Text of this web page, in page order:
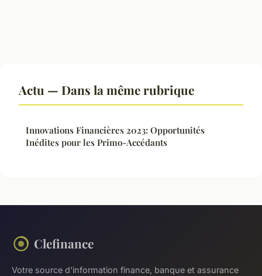
Actu — Dans la même rubrique
Innovations Financières 2023: Opportunités
Inédites pour les Primo-Accédants
Clefinance
Votre source d'information finance, banque et assurance